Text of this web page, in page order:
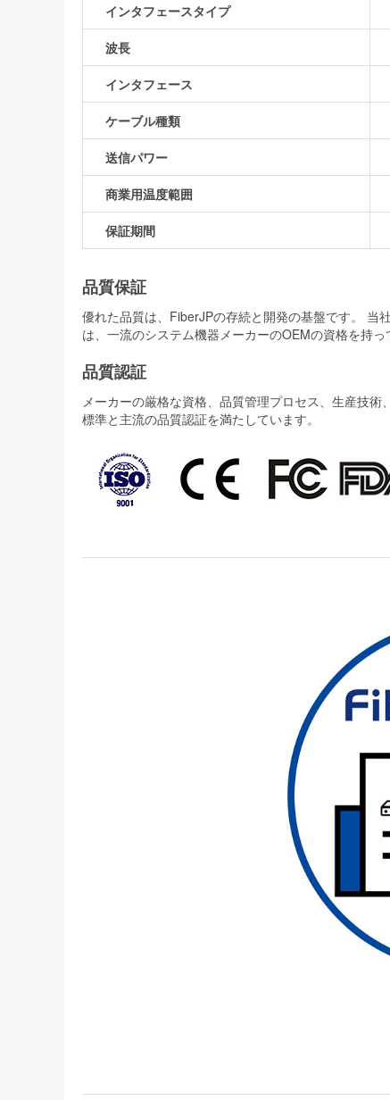
インタフェースタイプ
波長
インタフェース
ケーブル種類
送信パワー
商業用温度範囲
保証期間
品質保証
優れた品質は、FiberJPの存続と開発の基盤です。 当
は、一流のシステム機器メーカーのOEMの資格を持っ
品質認証
メーカーの厳格な資格、品質管理プロセス、生産技
標準と主流の品質認証を満たしています。